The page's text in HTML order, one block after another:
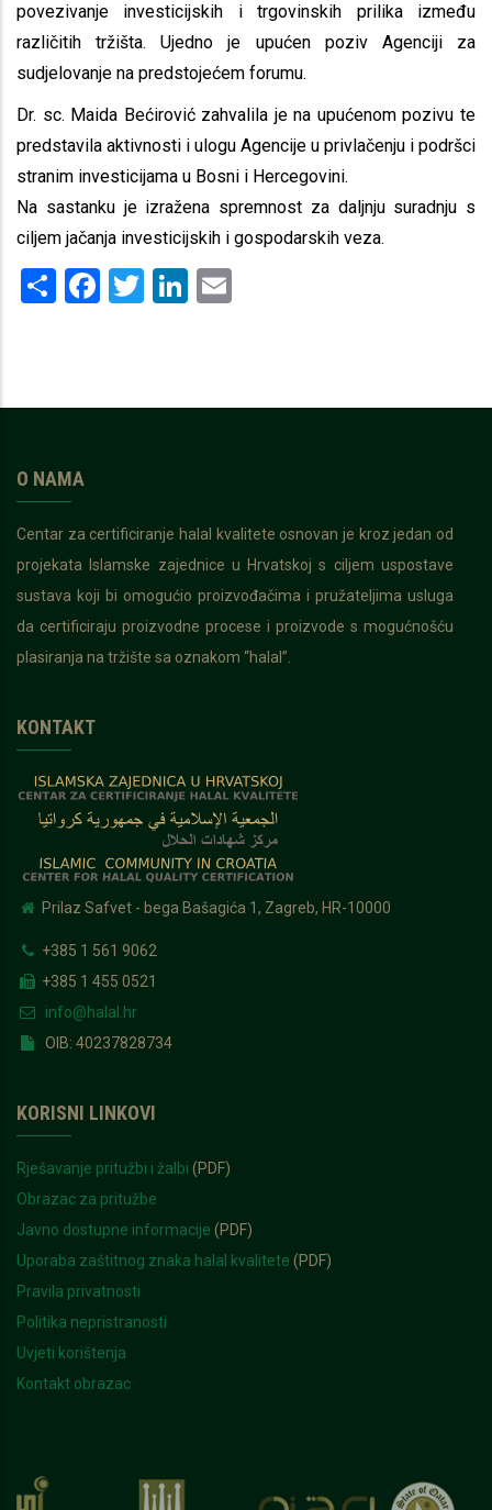
povezivanje investicijskih i trgovinskih prilika između
različitih tržišta. Ujedno je upućen poziv Agenciji za
sudjelovanje na predstojećem forumu.
Dr. sc. Maida Bećirović zahvalila je na upućenom pozivu te
predstavila aktivnosti i ulogu Agencije u privlačenju i podršci
stranim investicijama u Bosni i Hercegovini.
Na sastanku je izražena spremnost za daljnju suradnju s
ciljem jačanja investicijskih i gospodarskih veza.
ShareFacebook
TwitterLinkedIn
O NAMA
Centar za certificiranje halal kvalitete osnovan je kroz jedan od
projekata Islamske zajednice u Hrvatskoj s ciljem uspostave
sustava koji bi omogućio proizvođačima i pružateljima usluga
da certificiraju proizvodne procese i proizvode s mogućnošću
plasiranja na tržište sa oznakom “halal”.
KONTAKT
Prilaz Safvet - bega Bašagića 1, Zagreb, HR-10000
+385 1 561 9062
+385 1 455 0521
info@halal.hr
OIB: 40237828734
KORISNI LINKOVI
Rješavanje pritužbi i žalbi (PDF)
Obrazac za pritužbe
Javno dostupne informacije (PDF)
Uporaba zaštitnog znaka halal kvalitete (PDF)
Pravila privatnosti
Politika nepristranosti
Uvjeti korištenja
Kontakt obrazac